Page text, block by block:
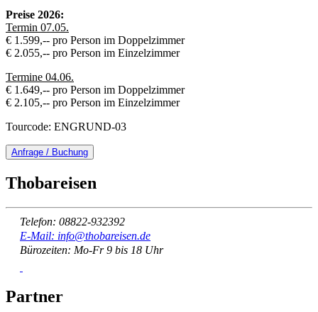
Preise 2026:
Termin 07.05.
€ 1.599,-- pro Person im Doppelzimmer
€ 2.055,-- pro Person im Einzelzimmer
Termine 04.06.
€ 1.649,-- pro Person im Doppelzimmer
€ 2.105,-- pro Person im Einzelzimmer
Tourcode: ENGRUND-03
Anfrage / Buchung
Thobareisen
Telefon: 08822-932392
E-Mail: info@thobareisen.de
Bürozeiten: Mo-Fr 9 bis 18 Uhr
Partner